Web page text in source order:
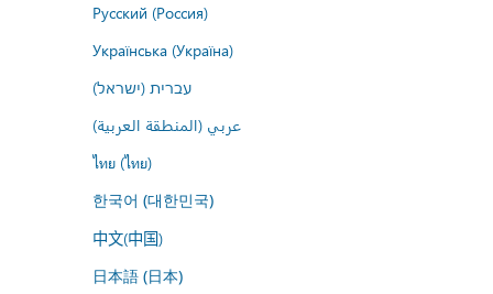
Русский (Россия)
Українська (Україна)
עברית (ישראל)
عربي (المنطقة العربية)
ไทย (ไทย)
한국어 (대한민국)
中文(中国)
日本語 (日本)